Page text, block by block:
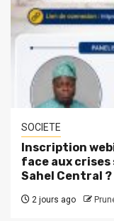
SOCIETE
Inscription
face aux crises
Sahel Central ?
2 jours ago